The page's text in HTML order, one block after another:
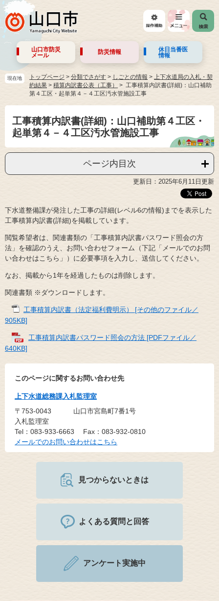
山口市防災
メール
防災情報
休日当番医
情報
現在地 トップページ > 分類でさがす > しごとの情報 >
上下水道局の入札・契
約結果 > 積算内訳書公表（工事）
工事積算内訳書(詳細)：山口補助
第４工区・起単第４－４工区汚水管施設工事
工事積算内訳書(詳細)：山口補助第４工区・
起単第４－４工区汚水管施設工事
ページ内目次
更新日：2025年6月11日更新
下水道整備課が発注した工事の詳細(レベル6の情報)までを表示した
工事積算内訳書(詳細)を掲載しています。
閲覧希望者は、関連書類の「工事積算内訳書パスワード照会の方
法」を確認のうえ、お問い合わせフォーム（下記「メールでのお問
い合わせはこちら」）に必要事項を入力し、送信してください。
なお、掲載から1年を経過したものは削除します。
関連書類 ※ダウンロードします。
工事積算内訳書（法定福利費明示） [その他のファイル／
905KB]
工事積算内訳書パスワード照会の方法 [PDFファイル／
640KB]
このページに関するお問い合わせ先
上下水道総務課入札監理室
〒753-0043
山口市宮島町7番1号
入札監理室
Tel：083-933-6663
Fax：083-932-0810
メールでのお問い合わせはこちら
見つからないときは
よくある質問と回答
アンケート実施中